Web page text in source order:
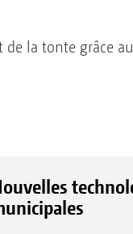
la tonte grâce